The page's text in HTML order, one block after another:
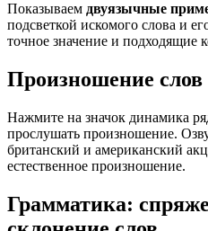
Показываем двуязычные
подсветкой искомого слова и
точное значение и подходящие
Произношение слов
Нажмите на значок динамика
прослушать произношение.
британский и американский
естественное произношение.
Грамматика: